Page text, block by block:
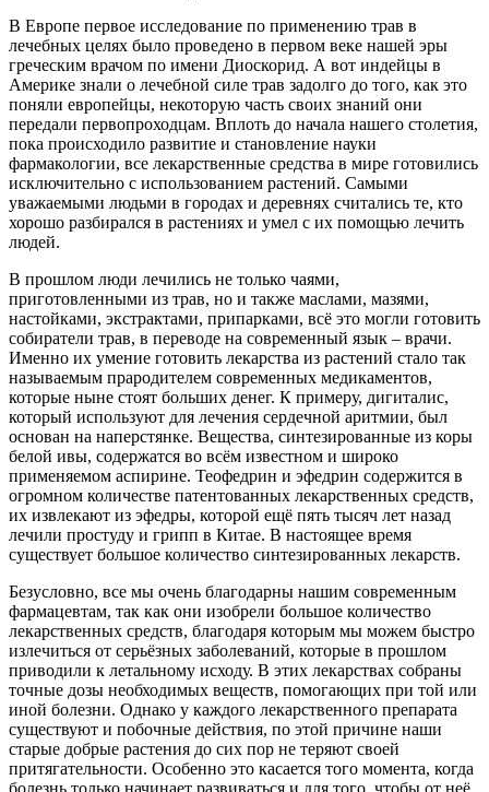
В Европе первое исследование по применению трав в
лечебных целях было проведено в первом веке нашей эры
греческим врачом по имени Диоскорид. А вот индейцы в
Америке знали о лечебной силе трав задолго до того, как это
поняли европейцы, некоторую часть своих знаний они
передали первопроходцам. Вплоть до начала нашего столетия,
пока происходило развитие и становление науки
фармакологии, все лекарственные средства в мире готовились
исключительно с использованием растений. Самыми
уважаемыми людьми в городах и деревнях считались те, кто
хорошо разбирался в растениях и умел с их помощью лечить
людей.
В прошлом люди лечились не только чаями,
приготовленными из трав, но и также маслами, мазями,
настойками, экстрактами, припарками, всё это могли готовить
собиратели трав, в переводе на современный язык – врачи.
Именно их умение готовить лекарства из растений стало так
называемым прародителем современных медикаментов,
которые ныне стоят больших денег. К примеру, дигиталис,
который используют для лечения сердечной аритмии, был
основан на наперстянке. Вещества, синтезированные из коры
белой ивы, содержатся во всём известном и широко
применяемом аспирине. Теофедрин и эфедрин содержится в
огромном количестве патентованных лекарственных средств,
их извлекают из эфедры, которой ещё пять тысяч лет назад
лечили простуду и грипп в Китае. В настоящее время
существует большое количество синтезированных лекарств.
Безусловно, все мы очень благодарны нашим современным
фармацевтам, так как они изобрели большое количество
лекарственных средств, благодаря которым мы можем быстро
излечиться от серьёзных заболеваний, которые в прошлом
приводили к летальному исходу. В этих лекарствах собраны
точные дозы необходимых веществ, помогающих при той или
иной болезни. Однако у каждого лекарственного препарата
существуют и побочные действия, по этой причине наши
старые добрые растения до сих пор не теряют своей
притягательности. Особенно это касается того момента, когда